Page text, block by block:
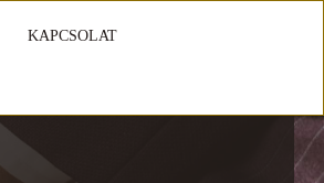
KAPCSOLAT